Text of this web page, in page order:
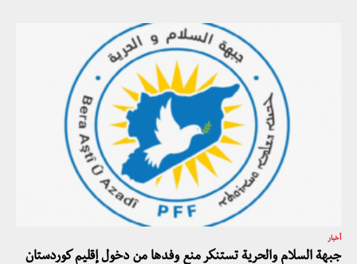
أخبار
جبهة السلام والحرية تستنكر منع وفدها من دخول إقليم كوردستان